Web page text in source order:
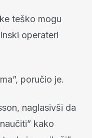
teško mogu
operateri
poručio je.
naglasivši da
kako